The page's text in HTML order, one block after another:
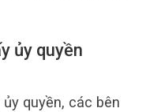
ủy quyền
quyền, các bên